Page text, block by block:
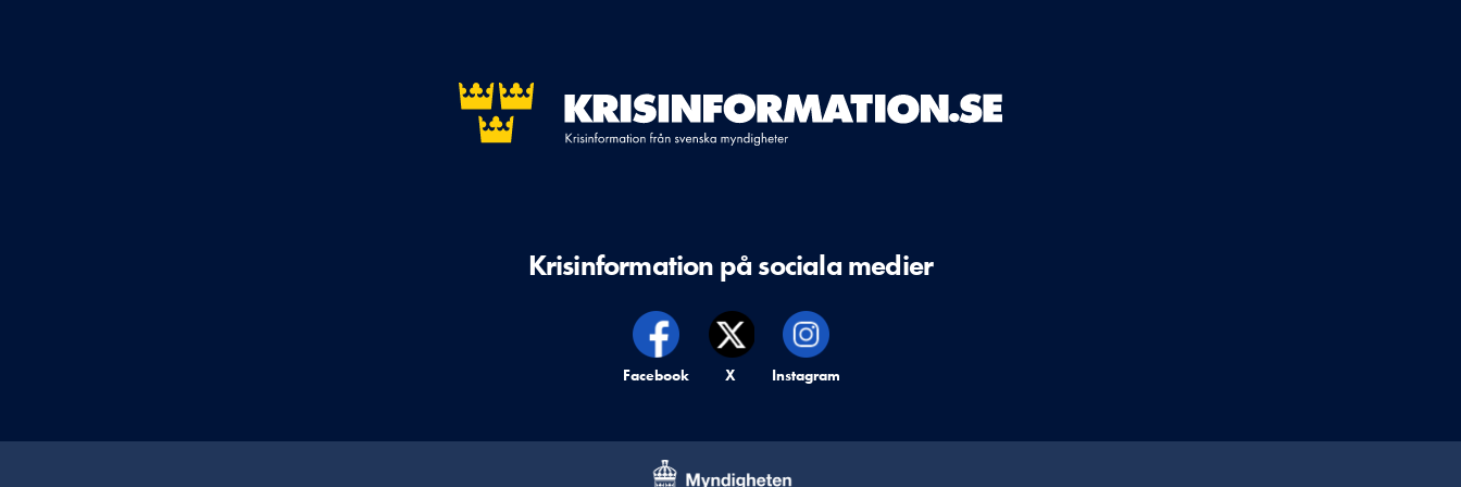
Krisinformation på sociala medier
Krisinformation på,
Facebook Krisinformation på,
X Krisinformation på,
Instagram